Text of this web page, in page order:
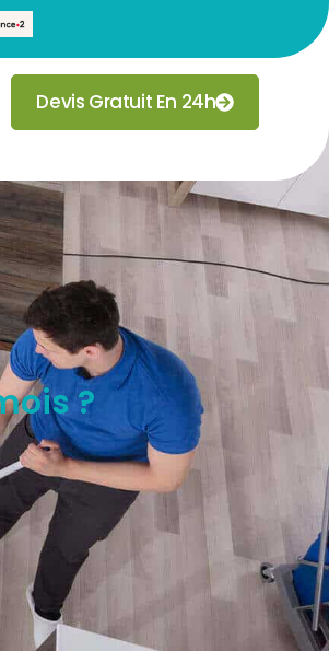
Devis Gratuit En 24h
?